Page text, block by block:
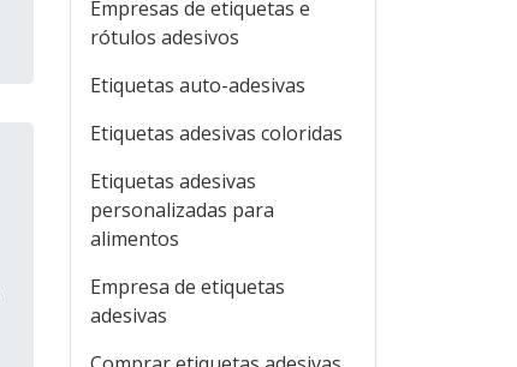
Empresas de etiquetas e
rótulos adesivos
Etiquetas auto-adesivas
Etiquetas adesivas coloridas
Etiquetas adesivas
personalizadas para
alimentos
Empresa de etiquetas
adesivas